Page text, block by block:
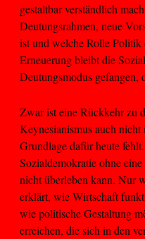
gestaltbar verständlich
Deutungsrahmen, neue
ist und welche Rolle Politik
Erneuerung bleibt die
Deutungsmodus gefangen,
Zwar ist eine Rückkehr zu
Keynesianismus auch
Grundlage dafür heute
Sozialdemokratie ohne
nicht überleben kann. Nur
erklärt, wie Wirtschaft
wie politische Gestaltung
erreichen, die sich in den